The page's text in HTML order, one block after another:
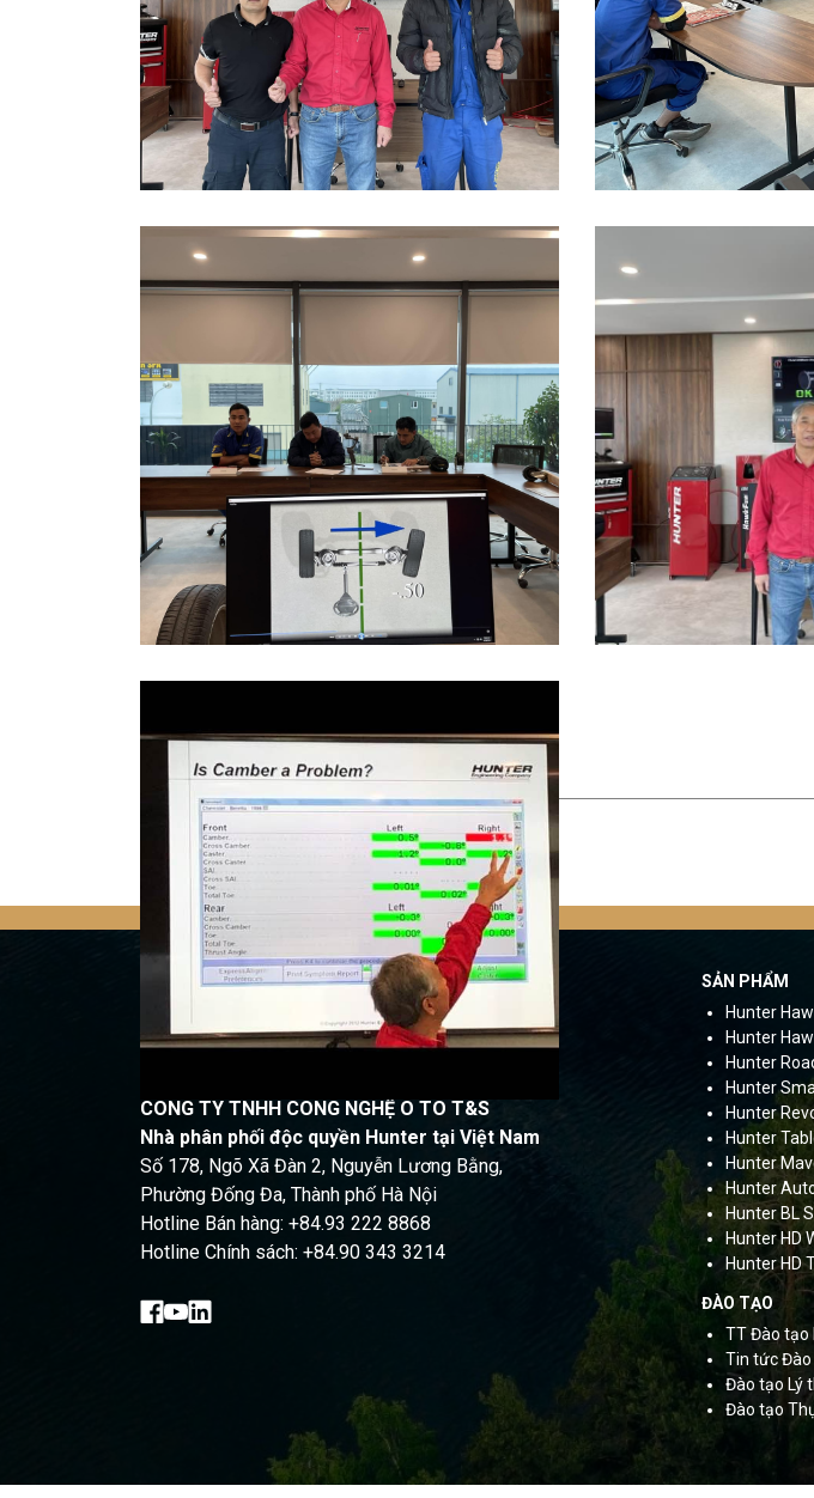
Quay trở lại
CÔNG TY TNHH CÔNG NGHỆ Ô TÔ T&S
Nhà phân phối độc quyền Hunter tại Việt Nam
Số 178, Ngõ Xã Đàn 2, Nguyễn Lương Bằng,
Phường Đống Đa, Thành phố Hà Nội
Hotline Bán hàng: +84.93 222 8868
Hotline Chính sách: +84.90 343 3214
SẢN PHẨM
Hunter
Hunter
Hunter
Hunter
Hunter
Hunter
Hunter
Hunter
Hunter BL
Hunter HD
Hunter HD
ĐÀO TẠO
TT Đào tạo
Tin tức Đào
Đào tạo Lý
Đào tạo